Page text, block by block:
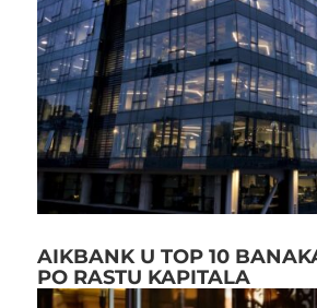
AIKBANK U TOP 10
PO RASTU KAPITALA